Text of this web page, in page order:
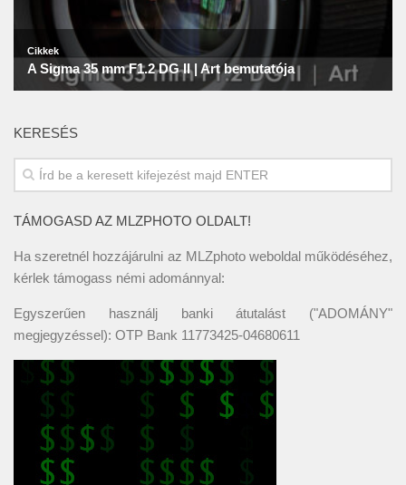
KERESÉS
TÁMOGASD AZ MLZPHOTO OLDALT!
Ha szeretnél hozzájárulni az MLZphoto weboldal működéséhez,
kérlek támogass némi adománnyal:
Egyszerűen használj banki átutalást ("ADOMÁNY"
megjegyzéssel): OTP Bank 11773425-04680611